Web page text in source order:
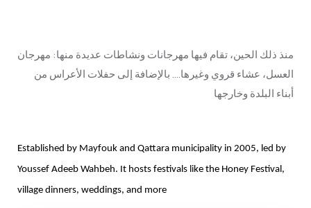
منذ ذلك الحين، تقام فيها مهرجانات ونشاطات عديدة منها: مهرجان
العسل، عشاء قروي وغيرها…. بالإضافة إلى حفلات الأعراس من
أبناء البلدة وخارجها
Established by Mayfouk and Qattara municipality in 2005, led by
Youssef Adeeb Wahbeh. It hosts festivals like the Honey Festival,
village dinners, weddings, and more